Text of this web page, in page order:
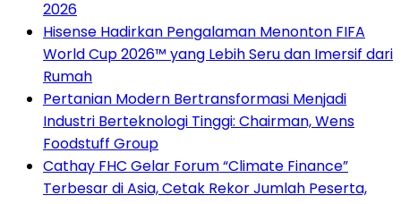
2026
Hisense Hadirkan Pengalaman Menonton FIFA
World Cup 2026™ yang Lebih Seru dan Imersif dari
Rumah
Pertanian Modern Bertransformasi Menjadi
Industri Berteknologi Tinggi: Chairman, Wens
Foodstuff Group
Cathay FHC Gelar Forum “Climate Finance”
Terbesar di Asia, Cetak Rekor Jumlah Peserta,